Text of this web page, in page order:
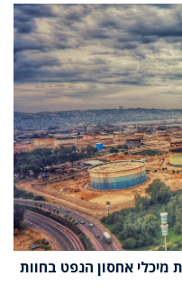
אחסון הנפט בחוות